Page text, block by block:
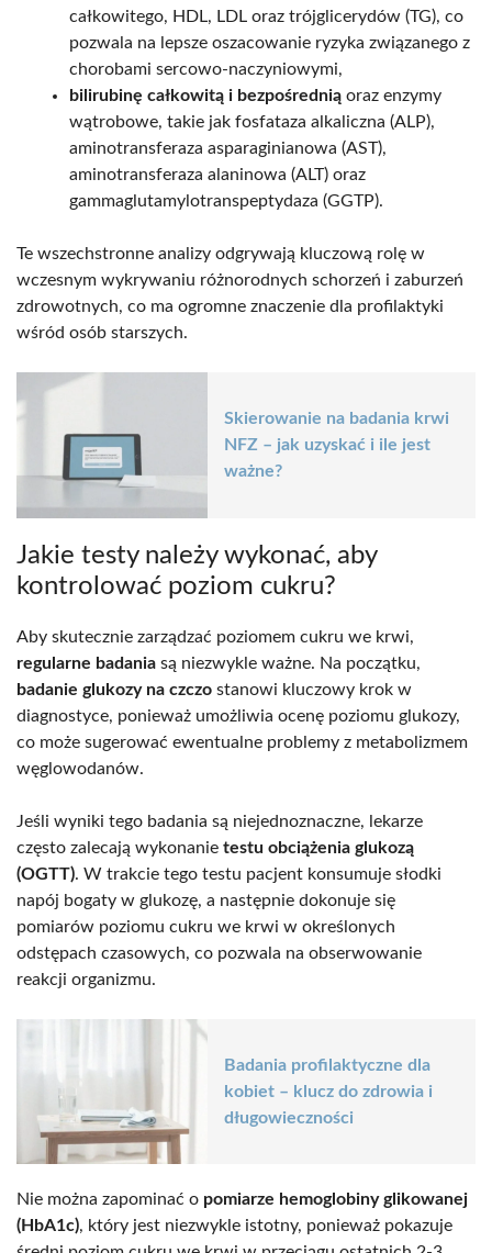
całkowitego, HDL, LDL oraz trójglicerydów (TG), co
pozwala na lepsze oszacowanie ryzyka związanego z
chorobami sercowo-naczyniowymi,
bilirubinę całkowitą i bezpośrednią oraz enzymy
wątrobowe, takie jak fosfataza alkaliczna (ALP),
aminotransferaza asparaginianowa (AST),
aminotransferaza alaninowa (ALT) oraz
gammaglutamylotranspeptydaza (GGTP).
Te wszechstronne analizy odgrywają kluczową rolę w
wczesnym wykrywaniu różnorodnych schorzeń i zaburzeń
zdrowotnych, co ma ogromne znaczenie dla profilaktyki
wśród osób starszych.
Skierowanie na badania krwi
NFZ – jak uzyskać i ile jest
ważne?
Jakie testy należy wykonać, aby
kontrolować poziom cukru?
Aby skutecznie zarządzać poziomem cukru we krwi,
regularne badania są niezwykle ważne. Na początku,
badanie glukozy na czczo stanowi kluczowy krok w
diagnostyce, ponieważ umożliwia ocenę poziomu glukozy,
co może sugerować ewentualne problemy z metabolizmem
węglowodanów.
Jeśli wyniki tego badania są niejednoznaczne, lekarze
często zalecają wykonanie testu obciążenia glukozą
(OGTT). W trakcie tego testu pacjent konsumuje słodki
napój bogaty w glukozę, a następnie dokonuje się
pomiarów poziomu cukru we krwi w określonych
odstępach czasowych, co pozwala na obserwowanie
reakcji organizmu.
Badania profilaktyczne dla
kobiet – klucz do zdrowia i
długowieczności
Nie można zapominać o pomiarze hemoglobiny glikowanej
(HbA1c), który jest niezwykle istotny, ponieważ pokazuje